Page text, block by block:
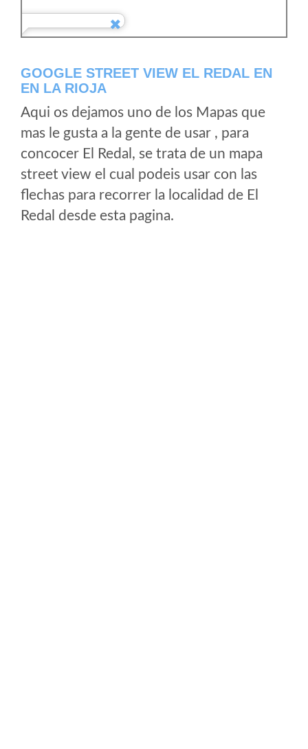
GOOGLE STREET VIEW EL REDAL EN
EN LA RIOJA
Aqui os dejamos uno de los Mapas que
mas le gusta a la gente de usar , para
concocer El Redal, se trata de un mapa
street view el cual podeis usar con las
flechas para recorrer la localidad de El
Redal desde esta pagina.